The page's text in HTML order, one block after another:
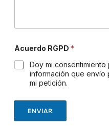
Acuerdo RGPD *
Doy mi
información que envío
mi petición.
ENVIAR